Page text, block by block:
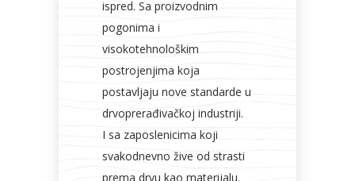
ispred. Sa proizvodnim
pogonima i
visokotehnološkim
postrojenjima koja
postavljaju nove standarde u
drvoprerađivačkoj industriji.
I sa zaposlenicima koji
svakodnevno žive od strasti
prema drvu kao materijalu.